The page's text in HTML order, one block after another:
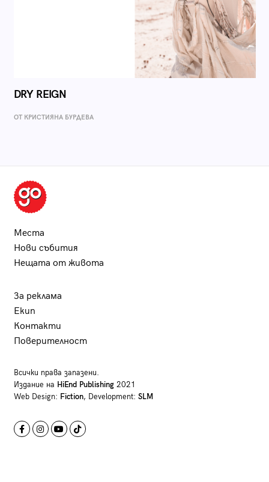
DRY REIGN
ОТ КРИСТИЯНА БУРДЕВА
Места
Нови събития
Нещата от живота
За реклама
Екип
Контакти
Поверителност
Всички права запазени.
Издание на HiEnd Publishing2021
Web Design: Fiction, Development: SLM